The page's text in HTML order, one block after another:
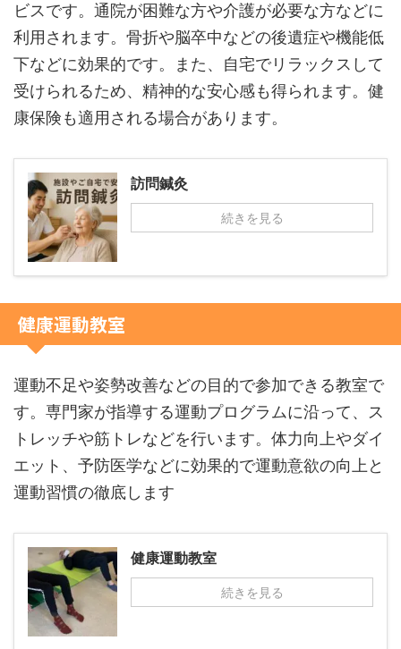
ビスです。通院が困難な方や介護が必要な方などに
利用されます。骨折や脳卒中などの後遺症や機能低
下などに効果的です。また、自宅でリラックスして
受けられるため、精神的な安心感も得られます。健
康保険も適用される場合があります。
訪問鍼灸
続きを見る
健康運動教室
運動不足や姿勢改善などの目的で参加できる教室で
す。専門家が指導する運動プログラムに沿って、ス
トレッチや筋トレなどを行います。体力向上やダイ
エット、予防医学などに効果的で運動意欲の向上と
運動習慣の徹底します
健康運動教室
続きを見る